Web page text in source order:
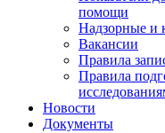
помощи
Надзорные и
Вакансии
Правила
Правила
Новости
Документы